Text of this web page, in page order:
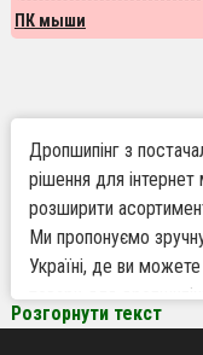
ПК мыши
Дропшипінг з
рішення для інтернет
розширити
Ми пропонуємо
Україні, де ви
товари для
займаючись
Розгорнути текст